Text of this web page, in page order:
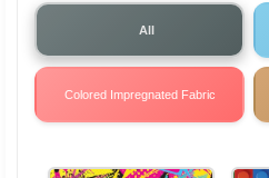
All
Colored Impregnated Fabric